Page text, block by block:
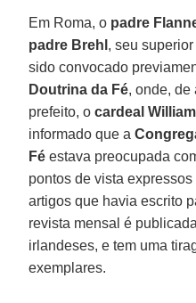
Em Roma, o padre
padre Brehl , seu
sido convocado
Doutrina da Fé, onde, de
prefeito, ocardeal
informado que a
Fé estava preocupada
pontos de vista expressos
artigos que havia escrito
revista mensal é
irlandeses, e tem uma
exemplares.